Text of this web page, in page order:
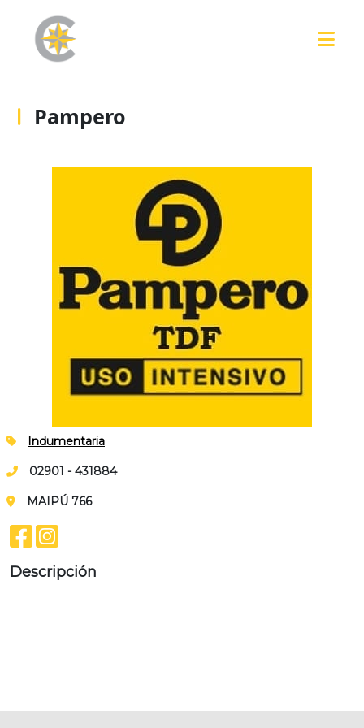
Pampero
Indumentaria
02901 - 431884
MAIPÚ 766
Descripción